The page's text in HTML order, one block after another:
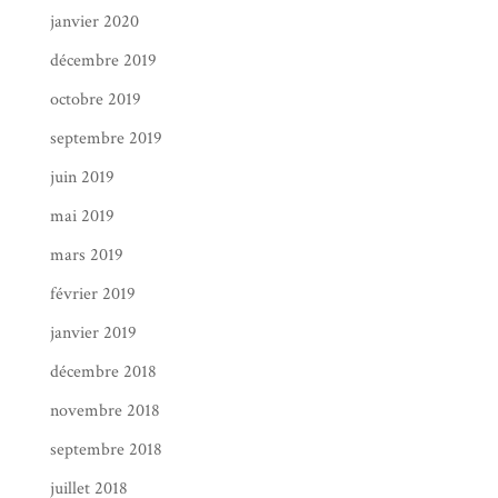
janvier 2020
décembre 2019
octobre 2019
septembre 2019
juin 2019
mai 2019
mars 2019
février 2019
janvier 2019
décembre 2018
novembre 2018
septembre 2018
juillet 2018